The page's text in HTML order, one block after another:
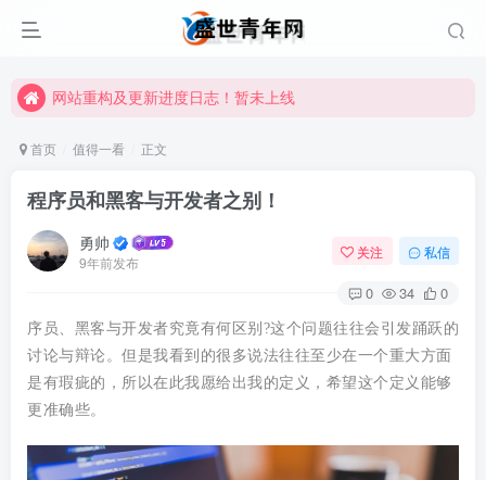
网站重构及更新进度日志！暂未上线
网站重构及更新进度日志！暂未上线
首页 值得一看 正文
程序员和黑客与开发者之别！
勇帅
9年前发布
关注 私信
0 34 0
序员、黑客与开发者究竟有何区别?这个问题往往会引发踊跃的
讨论与辩论。但是我看到的很多说法往往至少在一个重大方面
是有瑕疵的，所以在此我愿给出我的定义，希望这个定义能够
更准确些。